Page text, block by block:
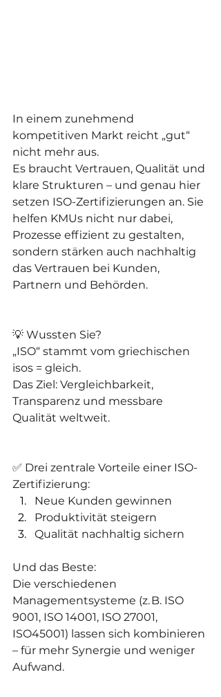
In einem zunehmend
kompetitiven Markt reicht „gut“
nicht mehr aus.
Es braucht Vertrauen, Qualität und
klare Strukturen – und genau hier
setzen ISO-Zertifizierungen an. Sie
helfen KMUs nicht nur dabei,
Prozesse effizient zu gestalten,
sondern stärken auch nachhaltig
das Vertrauen bei Kunden,
Partnern und Behörden.
💡 Wussten Sie?
„ISO“ stammt vom griechischen
isos = gleich.
Das Ziel: Vergleichbarkeit,
Transparenz und messbare
Qualität weltweit.
✅ Drei zentrale Vorteile einer ISO-
Zertifizierung:
Neue Kunden gewinnen
Produktivität steigern
Qualität nachhaltig sichern
Und das Beste:
Die verschiedenen
Managementsysteme (z. B. ISO
9001, ISO 14001, ISO 27001,
ISO45001) lassen sich kombinieren
– für mehr Synergie und weniger
Aufwand.